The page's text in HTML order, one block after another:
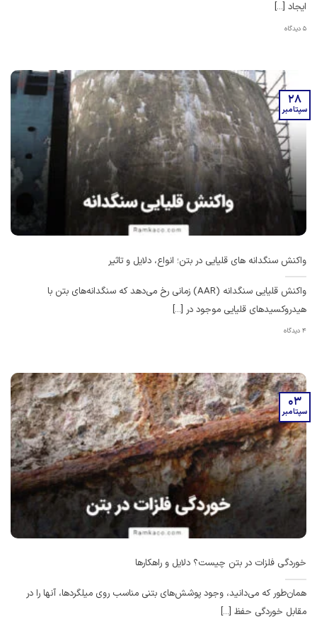
ایجاد [...]
5 دیدگاه
واکنش سنگدانه های قلیایی در بتن؛ انواع، دلایل و تاثیر
واکنش قلیایی سنگدانه (AAR) زمانی رخ می‌دهد که سنگدانه‌های بتن با
هیدروکسیدهای قلیایی موجود در [...]
4 دیدگاه
28
سپتامبر
خوردگی فلزات در بتن چیست؟ دلایل و راهکارها
همان‌طور که می‌دانید، وجود پوشش‌های بتنی مناسب روی میلگردها، آنها را در
مقابل خوردگی حفظ [...]
03
سپتامبر